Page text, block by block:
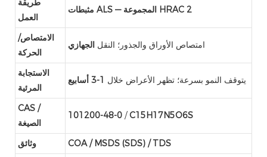
طريقة
العمل
مثبطات ALS — المجموعة HRAC 2
الامتصاص/
الحركة
امتصاص الأوراق والجذور؛ النقل الجهازي
الاستجابة
المرئية
يتوقف النمو بسرعة؛ تظهر الأعراض خلال 1-3 أسابيع
CAS /
الصيغة
101200-48-0 / C15H17N5O6S
وثائق
COA / MSDS (SDS) / TDS